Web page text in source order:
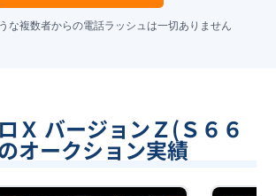
な複数者からの電話ラッシュは一切ありません
Ｘ バージョンＺ(Ｓ６６
オークション実績